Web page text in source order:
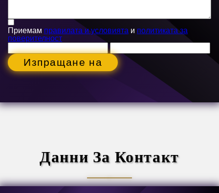
Приемам правилата и условията и политиката за
поверителност
Изпращане на
Данни За Контакт